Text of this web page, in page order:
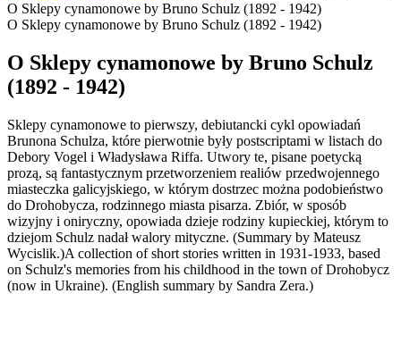
O Sklepy cynamonowe by Bruno Schulz (1892 - 1942)
O Sklepy cynamonowe by Bruno Schulz (1892 - 1942)
O Sklepy cynamonowe by Bruno Schulz
(1892 - 1942)
Sklepy cynamonowe to pierwszy, debiutancki cykl opowiadań
Brunona Schulza, które pierwotnie były postscriptami w listach do
Debory Vogel i Władysława Riffa. Utwory te, pisane poetycką
prozą, są fantastycznym przetworzeniem realiów przedwojennego
miasteczka galicyjskiego, w którym dostrzec można podobieństwo
do Drohobycza, rodzinnego miasta pisarza. Zbiór, w sposób
wizyjny i oniryczny, opowiada dzieje rodziny kupieckiej, którym to
dziejom Schulz nadał walory mityczne. (Summary by Mateusz
Wycislik.)A collection of short stories written in 1931-1933, based
on Schulz's memories from his childhood in the town of Drohobycz
(now in Ukraine). (English summary by Sandra Zera.)